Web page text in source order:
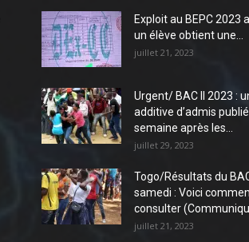
Exploit au BEPC 2023
un élève obtient une...
juillet 21, 2023
Urgent/ BAC II 2023 :
additive d’admis
semaine après les...
juillet 29, 2023
Togo/Résultats du
samedi : Voici
consulter
juillet 21, 2023